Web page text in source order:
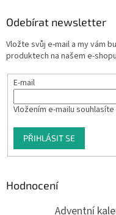
Odebírat newsletter
Vložte svůj e-mail a my vám
produktech na našem e-
E-mail
Vložením e-mailu souhlasíte
PŘIHLÁSIT SE
Hodnocení